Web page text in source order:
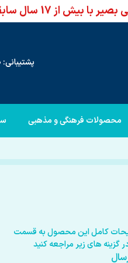
بیش از 17 سال سابقه
پشتیبانی: 66960950-021
محصولات فرهنگی و مذهبی
کامل این محصول به قسمت
گزینه های زیر مراجعه کنید